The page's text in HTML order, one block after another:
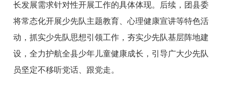
长发展需求针对性开展工作的具体体现。后续，团县委
将常态化开展少先队主题教育、心理健康宣讲等特色活
动，抓实少先队思想引领工作，夯实少先队基层阵地建
设，全力护航全县少年儿童健康成长，引导广大少先队
员坚定不移听党话、跟党走。